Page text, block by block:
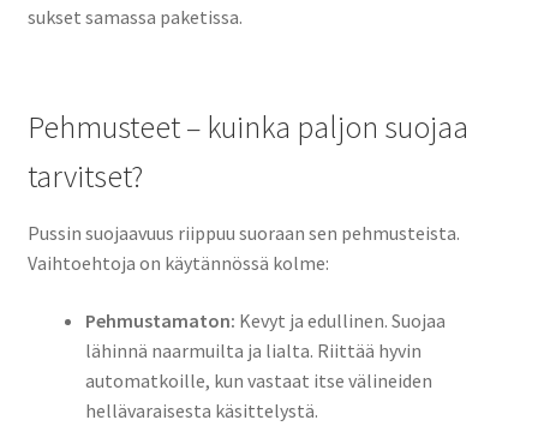
sukset samassa paketissa.
Pehmusteet – kuinka paljon suojaa
tarvitset?
Pussin suojaavuus riippuu suoraan sen pehmusteista.
Vaihtoehtoja on käytännössä kolme:
Pehmustamaton: Kevyt ja edullinen. Suojaa
lähinnä naarmuilta ja lialta. Riittää hyvin
automatkoille, kun vastaat itse välineiden
hellävaraisesta käsittelystä.